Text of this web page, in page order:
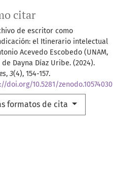
citar
de escritor como
el Itinerario intelectual
Acevedo Escobedo (UNAM,
de Dayna Díaz Uribe. (2024).
, 3(4), 154-157.
doi.org/10.5281/zenodo.10574030
formatos de cita